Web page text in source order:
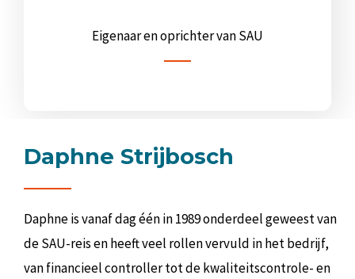
Eigenaar en oprichter van SAU
Daphne Strijbosch
Daphne is vanaf dag één in 1989 onderdeel geweest van
de SAU-reis en heeft veel rollen vervuld in het bedrijf,
van financieel controller tot de kwaliteitscontrole- en